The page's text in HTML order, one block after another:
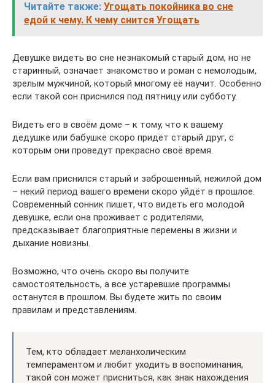
Читайте также: Угощать покойника во сне
едой к чему. К чему снится Угощать
Девушке видеть во сне незнакомый старый дом, но не
старинный, означает знакомство и роман с немолодым,
зрелым мужчиной, который многому её научит. Особенно
если такой сон приснился под пятницу или субботу.
Видеть его в своём доме – к тому, что к вашему
дедушке или бабушке скоро придёт старый друг, с
которым они проведут прекрасно своё время.
Если вам приснился старый и заброшенный, нежилой дом
– некий период вашего времени скоро уйдёт в прошлое.
Современный сонник пишет, что видеть его молодой
девушке, если она проживает с родителями,
предсказывает благоприятные перемены в жизни и
дыхание новизны.
Возможно, что очень скоро вы получите
самостоятельность, а все устаревшие программы
останутся в прошлом. Вы будете жить по своим
правилам и представлениям.
Тем, кто обладает меланхолическим
темпераментом и любит уходить в воспоминания,
такой сон может присниться, как знак нахождения